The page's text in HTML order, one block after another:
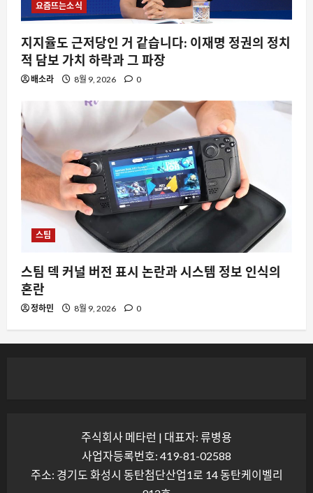
요즘뜨는소식
지지율도 근저당인 거 같습니다: 이재명 정권의 정치
적 담보 가치 하락과 그 파장
배소라 8월 9, 2026 0
스팀
스팀 덱 커널 버전 표시 논란과 시스템 정보 인식의
혼란
정하민 8월 9, 2026 0
주식회사 메타런 | 대표자: 류병용
사업자등록번호: 419-81-02588
주소: 경기도 화성시 동탄첨단산업1로 14 동탄케이벨리